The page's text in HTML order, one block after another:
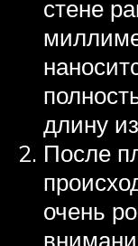
стене
длину
После
очень